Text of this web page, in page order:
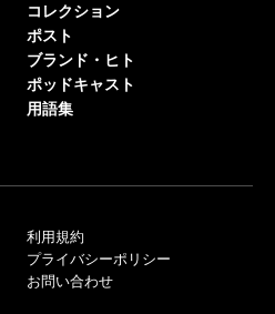
コレクション
ポスト
ブランド・ヒト
ポッドキャスト
用語集
利用規約
プライバシーポリシー
お問い合わせ